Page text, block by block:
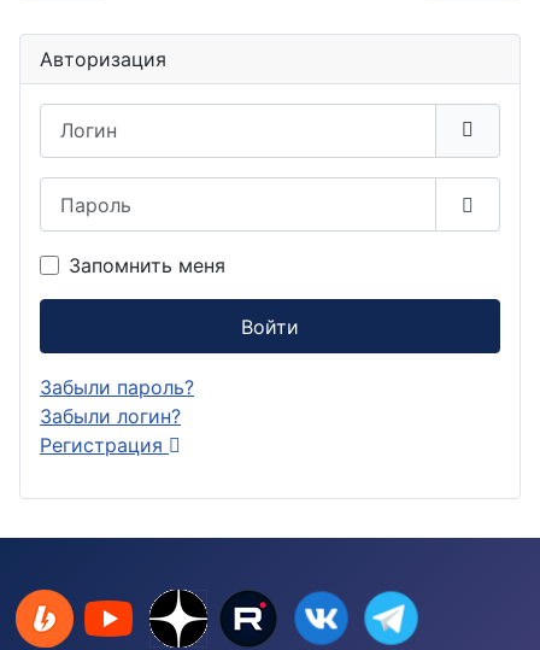
Авторизация
Запомнить меня
Войти
Забыли пароль?
Забыли логин?
Регистрация